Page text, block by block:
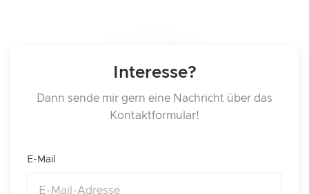
Interesse?
Dann sende mir gern eine Nachricht über das
Kontaktformular!
E-Mail